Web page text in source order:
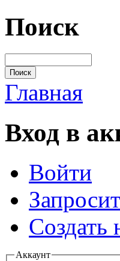
Поиск
Главная
Вход в
Войти
Создать
Аккаунт